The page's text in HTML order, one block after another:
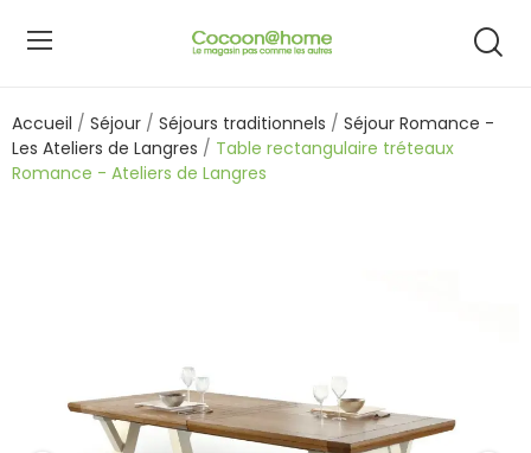
Accueil Séjour Séjours traditionnels
Séjour Romance -
Les Ateliers de Langres
Table rectangulaire tréteaux
Romance - Ateliers de Langres